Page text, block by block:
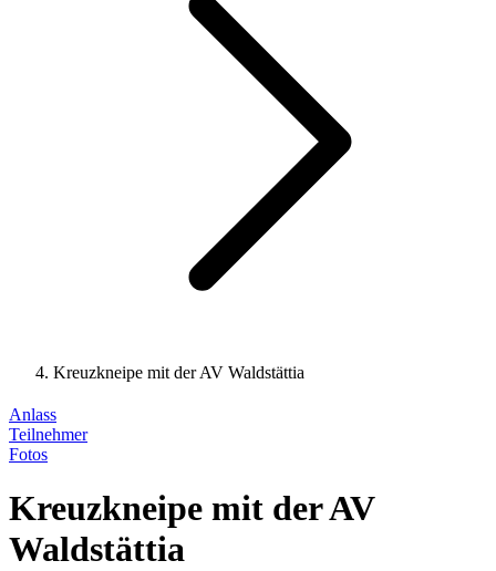
Kreuzkneipe mit der AV Waldstättia
Anlass
Teilnehmer
Fotos
Kreuzkneipe mit der AV
Waldstättia